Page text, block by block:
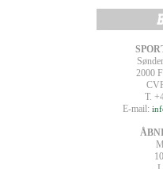
2000
T.
E-mail: